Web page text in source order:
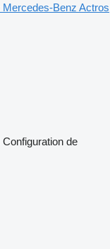
Benz Actros
Configuration de